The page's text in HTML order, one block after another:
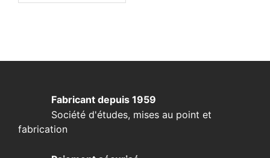
Fabricant depuis 1959
Société d'études, mises au point et
fabrication